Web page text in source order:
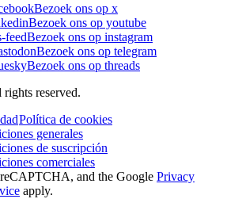
Bezoek ons op x
Bezoek ons op youtube
feedBezoek ons op instagram
Bezoek ons op telegram
Bezoek ons op threads
reserved.
Política de cookies
generales
de suscripción
comerciales
and the Google Privacy
apply.